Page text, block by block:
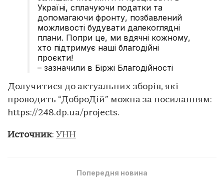
Україні, сплачуючи податки та
допомагаючи фронту, позбавлений
можливості будувати далекоглядні
плани. Попри це, ми вдячні кожному,
хто підтримує наші благодійні
проєкти!
– зазначили в Біржі Благодійності
Долучитися до актуальних зборів, які
проводить “ДоброДій” можна за посиланням:
https://248.dp.ua/projects.
Источник: УНН
Попередня новина